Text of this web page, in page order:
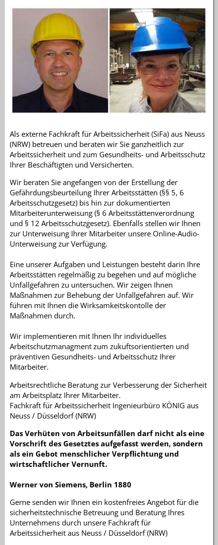
Als externe Fachkraft für Arbeitssicherheit (SiFa) aus Neuss
(NRW) betreuen und beraten wir Sie ganzheitlich zur
Arbeitssicherheit und zum Gesundheits- und Arbeitsschutz
Ihrer Beschäftigten und Versicherten.
Wir beraten Sie angefangen von der Erstellung der
Gefährdungsbeurteilung Ihrer Arbeitsstätten (§§ 5, 6
Arbeitsschutzgesetz) bis hin zur dokumentierten
Mitarbeiterunterweisung (§ 6 Arbeitsstättenverordnung
und § 12 Arbeitsschutzgesetz). Ebenfalls stellen wir Ihnen
zur Unterweisung Ihrer Mitarbeiter unsere Online-Audio-
Unterweisung zur Verfügung.
Eine unserer Aufgaben und Leistungen besteht darin Ihre
Arbeitsstätten regelmäßig zu begehen und auf mögliche
Unfallgefahren zu untersuchen. Wir zeigen Ihnen
Maßnahmen zur Behebung der Unfallgefahren auf. Wir
führen mit Ihnen die Wirksamkeitskontolle der
Maßnahmen durch.
Wir implementieren mit Ihnen Ihr individuelles
Arbeitschutzmanagment zum zukuftsorientierten und
präventiven Gesundheits- und Arbeitsschutz Ihrer
Mitarbeiter.
Arbeitsrechtliche Beratung zur Verbesserung der Sicherheit
am Arbeitsplatz Ihrer Mitarbeiter.
Fachkraft für Arbeitssicherheit Ingenieurbüro KÖNIG aus
Neuss / Düsseldorf (NRW)
Das Verhüten von Arbeitsunfällen darf nicht als eine
Vorschrift des Gesetztes aufgefasst werden, sondern
als ein Gebot menschlicher Verpflichtung und
wirtschaftlicher Vernunft.
Werner von Siemens, Berlin 1880
Gerne senden wir Ihnen ein kostenfreies Angebot für die
sicherheitstechnische Betreuung und Beratung Ihres
Unternehmens durch unsere Fachkraft für
Arbeitssicherheit aus Neuss / Düsseldorf (NRW)